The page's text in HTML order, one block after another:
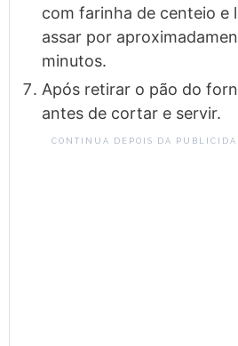
com farinha de centeio e
assar por
minutos.
Após retirar o pão do
antes de cortar e servir.
CONTINUA DEPOIS DA